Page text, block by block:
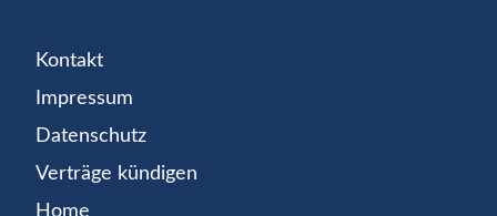
Kontakt
Impressum
Datenschutz
Verträge kündigen
Home